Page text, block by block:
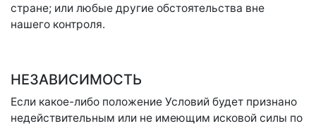
стране; или любые другие обстоятельства вне
нашего контроля.
НЕЗАВИСИМОСТЬ
Если какое-либо положение Условий будет признано
недействительным или не имеющим исковой силы по